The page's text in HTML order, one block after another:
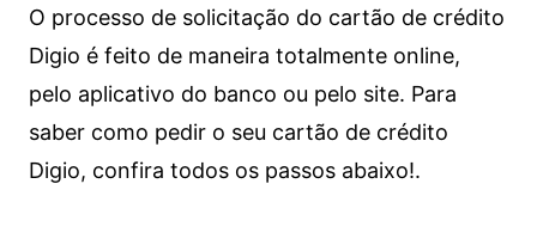
O processo de solicitação do cartão de crédito
Digio é feito de maneira totalmente online,
pelo aplicativo do banco ou pelo site. Para
saber como pedir o seu cartão de crédito
Digio, confira todos os passos abaixo!.